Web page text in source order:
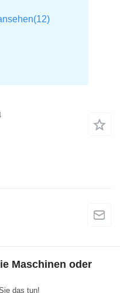
Maschinen oder
das tun!